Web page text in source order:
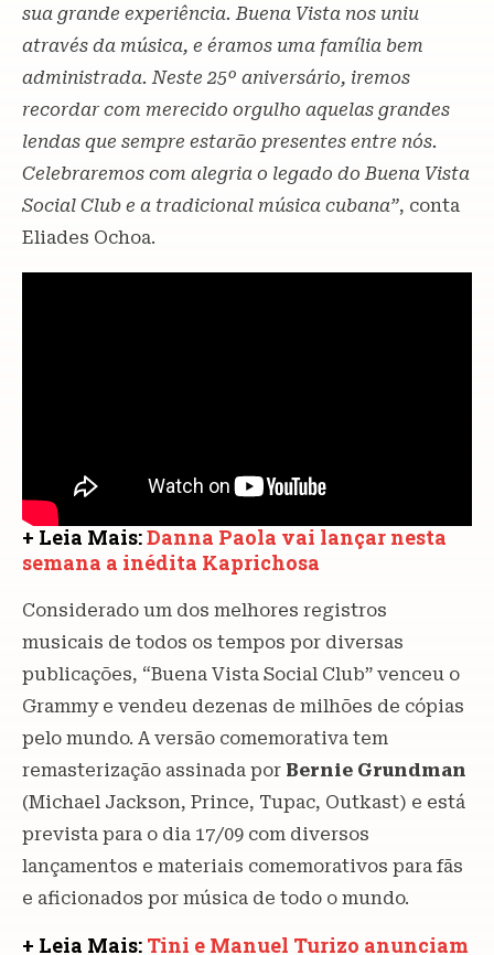
sua grande experiência. Buena Vista nos uniu
através da música, e éramos uma família bem
administrada. Neste 25º aniversário, iremos
recordar com merecido orgulho aquelas grandes
lendas que sempre estarão presentes entre nós.
Celebraremos com alegria o legado do Buena Vista
Social Club e a tradicional música cubana”, conta
Eliades Ochoa.
+ Leia Mais:Danna Paola vai lançar nesta
semana a inédita Kaprichosa
Considerado um dos melhores registros
musicais de todos os tempos por diversas
publicações, “Buena Vista Social Club” venceu o
Grammy e vendeu dezenas de milhões de cópias
pelo mundo. A versão comemorativa tem
remasterização assinada por Bernie Grundman
(Michael Jackson, Prince, Tupac, Outkast) e está
prevista para o dia 17/09 com diversos
lançamentos e materiais comemorativos para fãs
e aficionados por música de todo o mundo.
+ Leia Mais: Tini e Manuel Turizo anunciam